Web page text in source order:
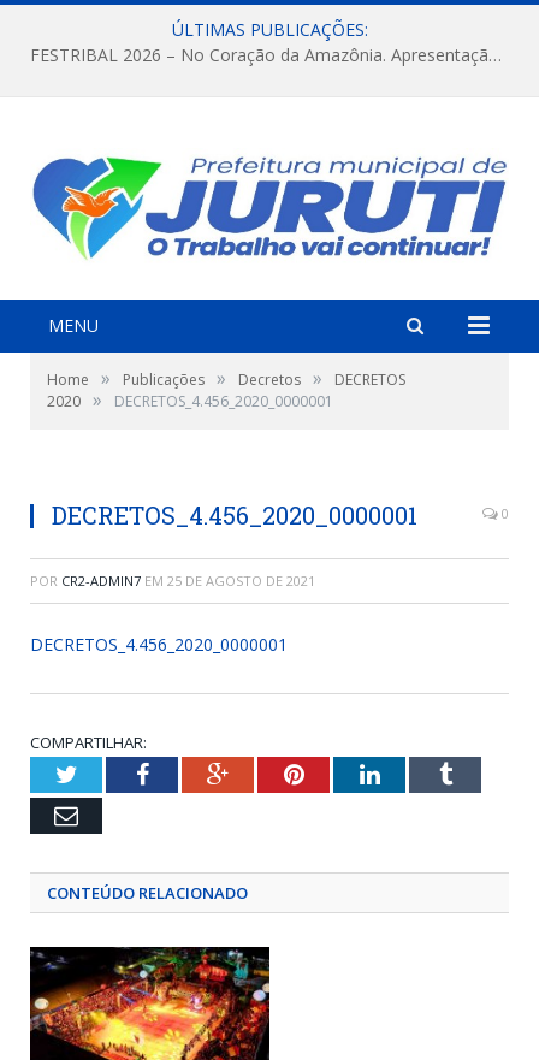
ÚLTIMAS PUBLICAÇÕES:
FESTRIBAL 2026 – No Coração da Amazônia. Apresentação da Munduruku.
MENU
Home » Publicações » Decretos »
DECRETOS
2020 » DECRETOS_4.456_2020_0000001
DECRETOS_4.456_2020_0000001 0
POR CR2-ADMIN7 EM 25 DE AGOSTO DE 2021
DECRETOS_4.456_2020_0000001
COMPARTILHAR:
TwitterFacebookGoogle+PinterestLinkedInTumblr
Email
CONTEÚDO RELACIONADO